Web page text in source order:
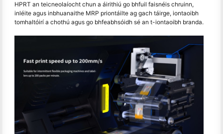
HPRT an teicneolaíocht chun a áirithiú go bhfuil faisnéis chruinn,
inléite agus inbhuanaithe MRP priontáilte ag gach táirge, iontaoibh
tomhaltóirí a chothú agus go bhfeabhsóidh sé an t-iontaoibh branda.